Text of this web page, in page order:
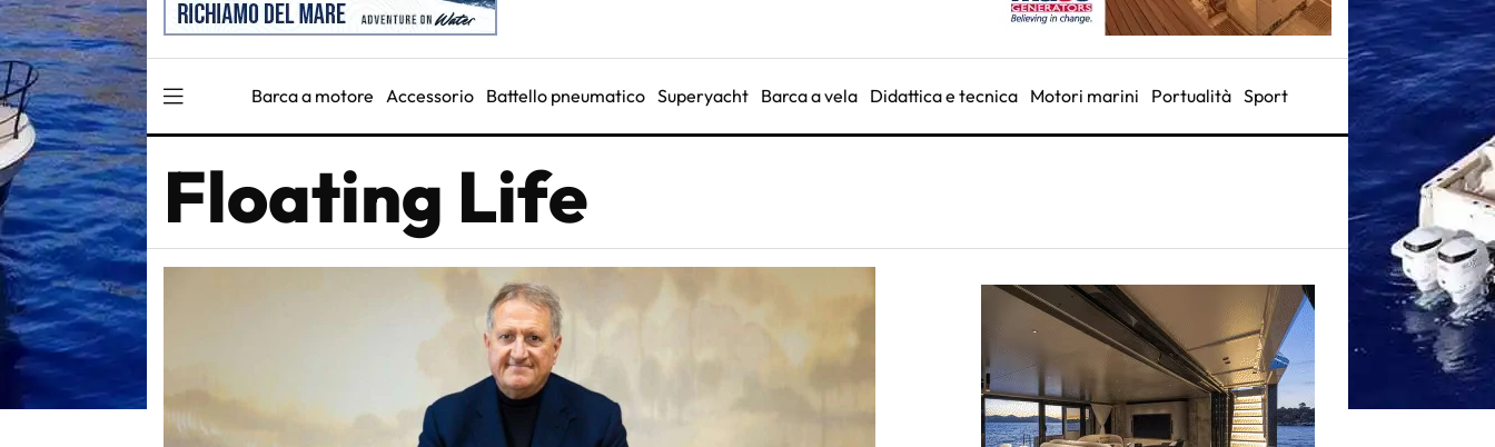
Barca a motore Accessorio Battello pneumatico Superyacht Barca a vela Didattica e tecnica Motori marini Portualità Sport
Floating Life